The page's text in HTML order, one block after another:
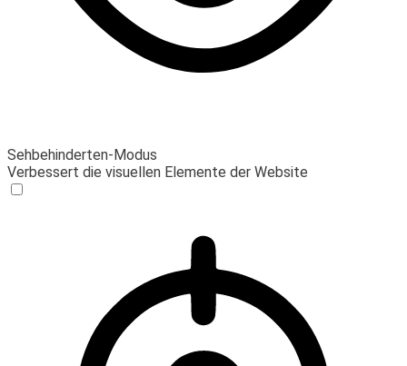
Sehbehinderten-Modus
Verbessert die visuellen Elemente der Website